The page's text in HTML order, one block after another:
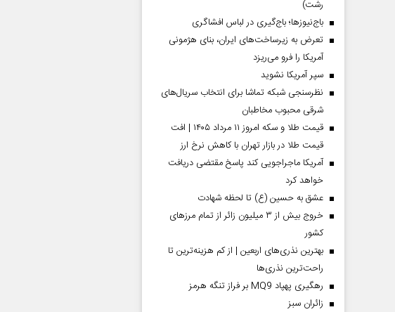
رشت)
باج‌نیوزها؛ باج‌گیری در لباس افشاگری
تعرض به زیرساخت‌های ایران، بنای هژمونی
آمریکا را فرو می‌ریزد
سپر آمریکا نشوید
نظرسنجی شبکه تماشا برای انتخاب سریال‌های
شرقی محبوب مخاطبان
قیمت طلا و سکه امروز ۱۱ مرداد ۱۴۰۵ | افت
قیمت طلا در بازار تهران با کاهش نرخ ارز
آمریکا ماجراجویی کند پاسخ مقتضی دریافت
خواهد کرد
عشق به حسین (ع) تا لحظه شهادت
خروج بیش از ۳ میلیون زائر از تمام مرز‌های
کشور
بهترین نذری‌های اربعین | از کم هزینه‌ترین تا
راحت‌ترین نذری‌ها
رهگیری پهپاد MQ9 بر فراز تنگه هرمز
‌زائران سبز